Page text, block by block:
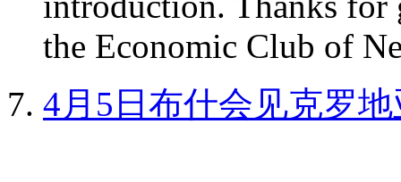
the Economic Club of
4月5日布什会见克罗